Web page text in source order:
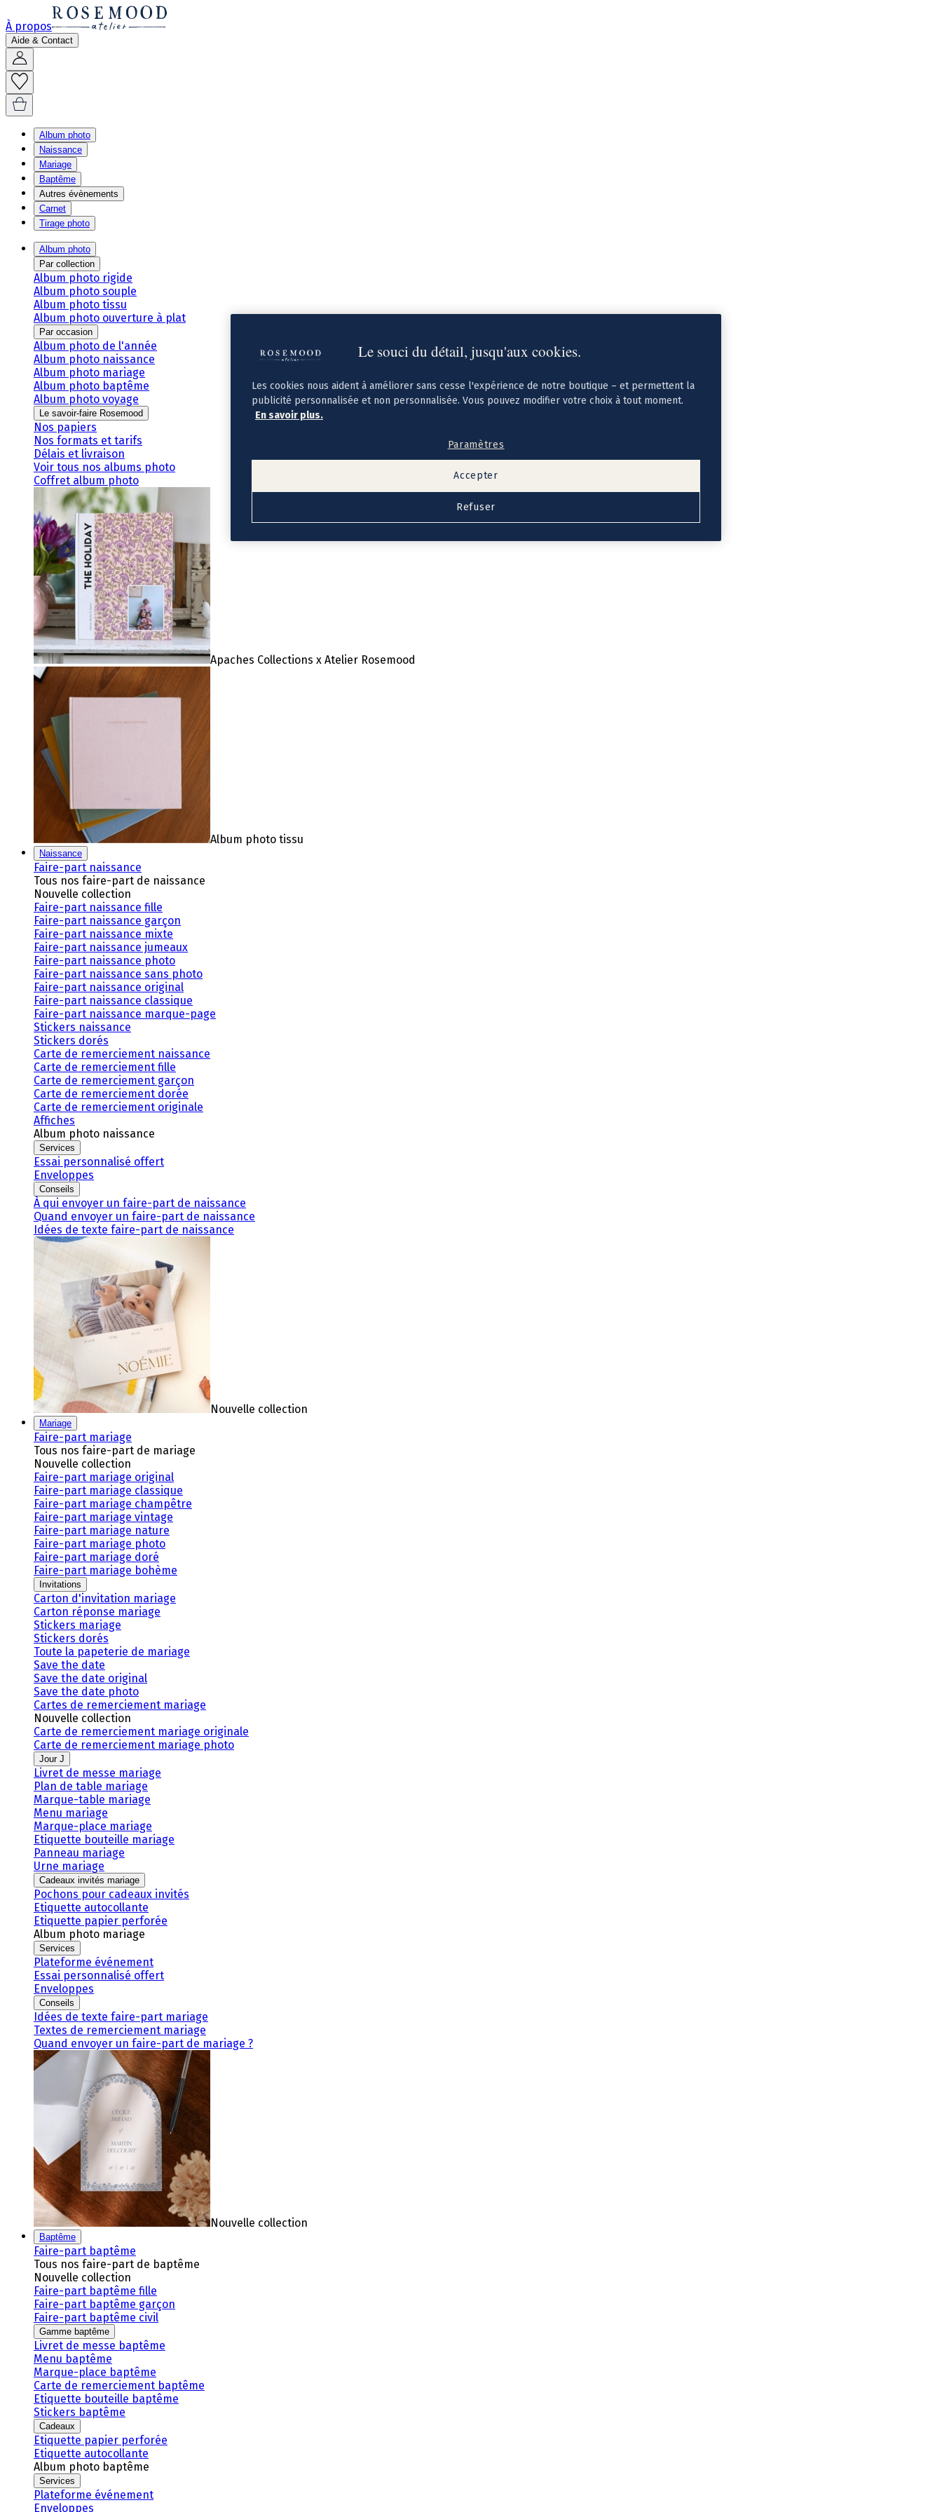
À propos
Aide & Contact
Album photo
Naissance
Mariage
Baptême
Autres évènements
Carnet
Tirage photo
Album photo
Par collection
Album photo rigide
Album photo souple
Album photo tissu
Album photo ouverture à plat
Par occasion
Album photo de l'année
Album photo naissance
Album photo mariage
Album photo baptême
Album photo voyage
Le savoir-faire Rosemood
Nos papiers
Nos formats et tarifs
Délais et livraison
Voir tous nos albums photo
Coffret album photo
Apaches Collections x Atelier Rosemood
Album photo tissu
Naissance
Faire-part naissance
Tous nos faire-part de naissance
Nouvelle collection
Faire-part naissance fille
Faire-part naissance garçon
Faire-part naissance mixte
Faire-part naissance jumeaux
Faire-part naissance photo
Faire-part naissance sans photo
Faire-part naissance original
Faire-part naissance classique
Faire-part naissance marque-page
Stickers naissance
Stickers dorés
Carte de remerciement naissance
Carte de remerciement fille
Carte de remerciement garçon
Carte de remerciement dorée
Carte de remerciement originale
Affiches
Album photo naissance
Services
Essai personnalisé offert
Enveloppes
Conseils
À qui envoyer un faire-part de naissance
Quand envoyer un faire-part de naissance
Idées de texte faire-part de naissance
Nouvelle collection
Mariage
Faire-part mariage
Tous nos faire-part de mariage
Nouvelle collection
Faire-part mariage original
Faire-part mariage classique
Faire-part mariage champêtre
Faire-part mariage vintage
Faire-part mariage nature
Faire-part mariage photo
Faire-part mariage doré
Faire-part mariage bohème
Invitations
Carton d'invitation mariage
Carton réponse mariage
Stickers mariage
Stickers dorés
Toute la papeterie de mariage
Save the date
Save the date original
Save the date photo
Cartes de remerciement mariage
Nouvelle collection
Carte de remerciement mariage originale
Carte de remerciement mariage photo
Jour J
Livret de messe mariage
Plan de table mariage
Marque-table mariage
Menu mariage
Marque-place mariage
Etiquette bouteille mariage
Panneau mariage
Urne mariage
Cadeaux invités mariage
Pochons pour cadeaux invités
Etiquette autocollante
Etiquette papier perforée
Album photo mariage
Services
Plateforme événement
Essai personnalisé offert
Enveloppes
Conseils
Idées de texte faire-part mariage
Textes de remerciement mariage
Quand envoyer un faire-part de mariage ?
Nouvelle collection
Baptême
Faire-part baptême
Tous nos faire-part de baptême
Nouvelle collection
Faire-part baptême fille
Faire-part baptême garçon
Faire-part baptême civil
Gamme baptême
Livret de messe baptême
Menu baptême
Marque-place baptême
Carte de remerciement baptême
Etiquette bouteille baptême
Stickers baptême
Cadeaux
Etiquette papier perforée
Etiquette autocollante
Album photo baptême
Services
Plateforme événement
Enveloppes
Le souci du détail, jusqu'aux cookies.
Les cookies nous aident à améliorer sans cesse l'expérience de notre boutique – et permettent la
publicité personnalisée et non personnalisée. Vous pouvez modifier votre choix à tout moment.
En savoir plus.
Paramètres
Refuser
Accepter